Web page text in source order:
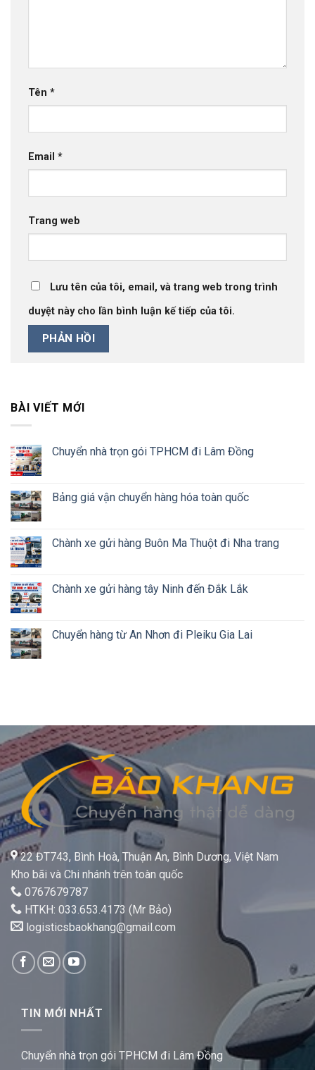
Tên *
Email *
Trang web
Lưu tên của tôi, email, và trang web trong trình
duyệt này cho lần bình luận kế tiếp của tôi.
BÀI VIẾT MỚI
Chuyển nhà trọn gói TPHCM đi Lâm Đồng
Bảng giá vận chuyển hàng hóa toàn quốc
Chành xe gửi hàng Buôn Ma Thuột đi Nha trang
Chành xe gửi hàng tây Ninh đến Đắk Lắk
Chuyển hàng từ An Nhơn đi Pleiku Gia Lai
22 ĐT743, Bình Hoà, Thuận An, Bình Dương, Việt Nam
Kho bãi và Chi nhánh trên toàn quốc
0767679787
HTKH: 033.653.4173 (Mr Bảo)
logisticsbaokhang@gmail.com
TIN MỚI NHẤT
Chuyển nhà trọn gói TPHCM đi Lâm Đồng